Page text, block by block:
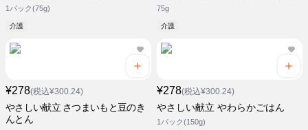
1パック(75g)
介護
75g
介護
¥278(税込¥300.24)
やさしい献立 さつまいもと豆のき
んとん
¥278(税込¥300.24)
やさしい献立 やわらかごはん
1パック(150g)